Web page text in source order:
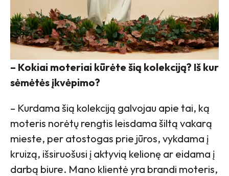
– Kokiai moteriai kūrėte šią kolekciją? Iš kur
sėmėtės įkvėpimo?
– Kurdama šią kolekciją galvojau apie tai, ką
moteris norėtų rengtis leisdama šiltą vakarą
mieste, per atostogas prie jūros, vykdama į
kruizą, išsiruošusi į aktyvią kelionę ar eidama į
darbą biure. Mano klientė yra brandi moteris,